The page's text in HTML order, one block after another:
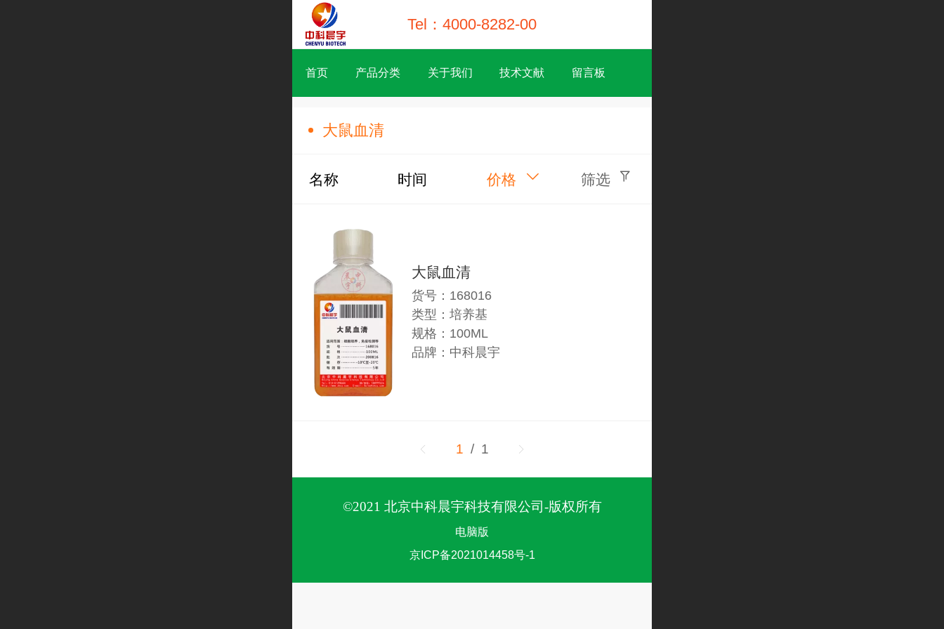
Tel：4000-8282-00
首页 产品分类 关于我们 技术文献 留言板
大鼠血清
名称 时间 价格 筛选
大鼠血清
货号：168016
类型：培养基
规格：100ML
品牌：中科晨宇
1 / 1
©2021 北京中科晨宇科技有限公司-版权所有
电脑版
京ICP备2021014458号-1